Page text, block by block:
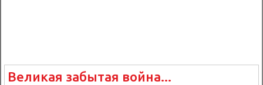
Великая забытая война...